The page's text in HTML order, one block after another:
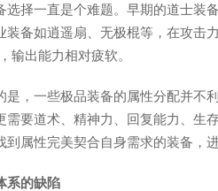
选择一直是个难题。早期的道士装
装备如逍遥扇、无极棍等，在攻击
输出能力相对疲软。
是，一些极品装备的属性分配并不
需要道术、精神力、回复能力、生
到属性完美契合自身需求的装备，
系的缺陷